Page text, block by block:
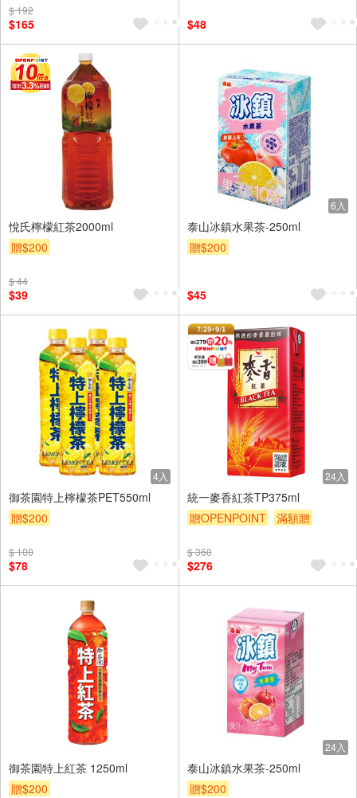
$ 192
$165 $48
悅氏檸檬紅茶2000ml
贈$200
$ 44
$39
6入
泰山冰鎮水果茶-250ml
贈$200
$45
4入
御茶園特上檸檬茶PET550ml
贈$200
$ 100
$78
24入
統一麥香紅茶TP375ml
贈OPENPOINT
滿額贈
$ 360
$276
御茶園特上紅茶 1250ml
贈$200
24入
泰山冰鎮水果茶-250ml
贈$200